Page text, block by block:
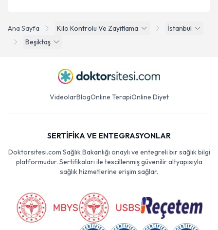
Ana Sayfa Kilo Kontrolu Ve Zayiflama
İstanbul
Beşiktaş
VideolarBlogOnline TerapiOnline Diyet
SERTİFİKA VE ENTEGRASYONLAR
Doktorsitesi.com Sağlık Bakanlığı onaylı ve entegreli bir sağlık bilgi
platformudur. Sertifikaları ile tescillenmiş güvenilir altyapısıyla
sağlık hizmetlerine erişim sağlar.